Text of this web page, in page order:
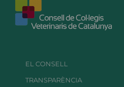
EL CONSELL
TRANSPARÈNCIA